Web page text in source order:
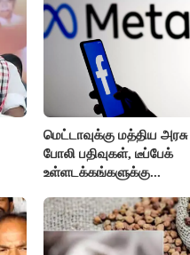
மெட்டாவுக்கு மத்திய அரசு
போலி பதிவுகள், டீப்பேக்
உள்ளடக்கங்களுக்கு...